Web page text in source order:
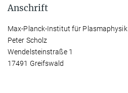
Anschrift
Max-Planck-Institut für Plasmaphysik
Peter Scholz
Wendelsteinstraße 1
17491 Greifswald